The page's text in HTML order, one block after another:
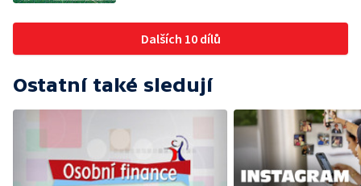
Dalších 10 dílů
Ostatní také sledují